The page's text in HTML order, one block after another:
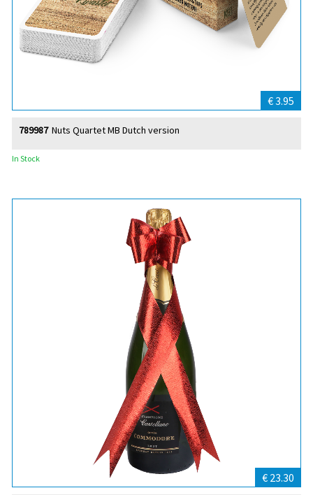
€ 3.95
Nuts Quartet MB Dutch version
789987
In Stock
€ 23.30